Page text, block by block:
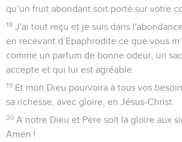
qu’un fruit abondant soit porté sur votre
18 J'ai tout reçu et je suis dans
en recevant d’Epaphrodite ce que vous
comme un parfum de bonne odeur, un
accepte et qui lui est agréable.
19 Et mon Dieu pourvoira à tous vos
sa richesse, avec gloire, en Jésus-Christ.
20 A notre Dieu et Père soit la gloire aux
Amen !